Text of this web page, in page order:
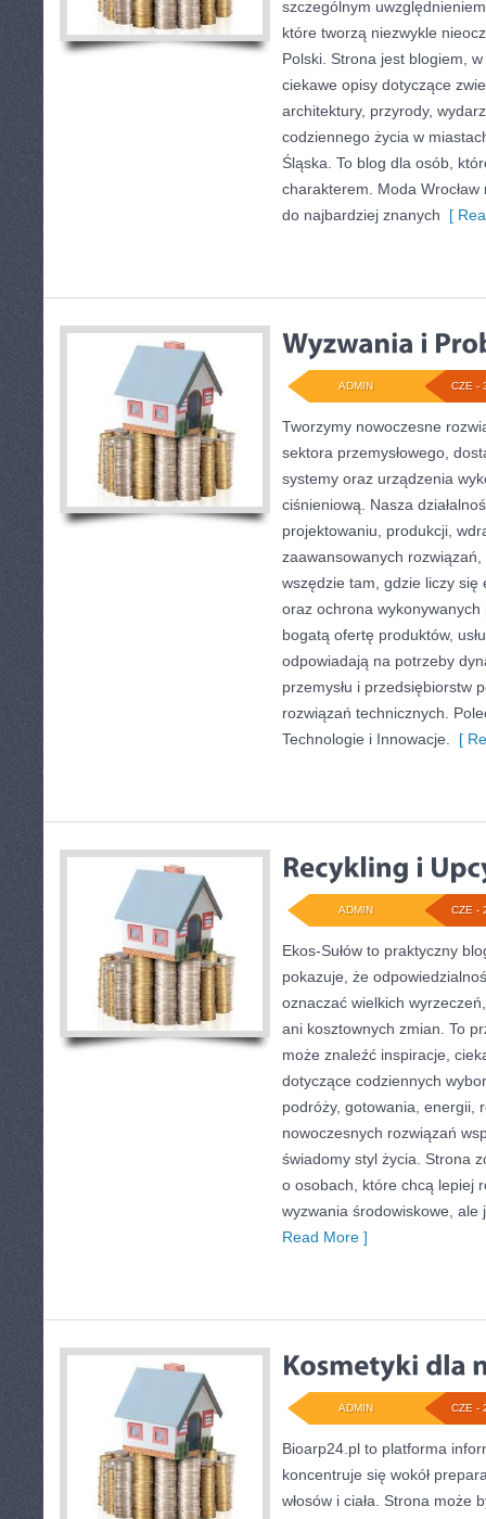
szczególnym
które tworzą niezwykle
Polski. Strona jest blogiem,
ciekawe opisy dotyczące
architektury, przyrody,
codziennego życia w
Śląska. To blog dla osób,
charakterem. Moda Wrocław
do najbardziej znanych [
CZE -
ADMIN
Tworzymy nowoczesne
sektora przemysłowego,
systemy oraz urządzenia
ciśnieniową. Nasza
projektowaniu, produkcji,
zaawansowanych
wszędzie tam, gdzie liczy się
oraz ochrona
bogatą ofertę produktów,
odpowiadają na potrzeby
przemysłu i przedsiębiorstw
rozwiązań technicznych.
Technologie i Innowacje.
[
CZE -
ADMIN
Ekos-Sułów to praktyczny
pokazuje, że
oznaczać wielkich
ani kosztownych zmian. To
może znaleźć inspiracje,
dotyczące codziennych
podróży, gotowania, energii,
nowoczesnych rozwiązań
świadomy styl życia. Strona
o osobach, które chcą lepiej
wyzwania środowiskowe, ale
Read More ]
CZE -
ADMIN
Bioarp24.pl to platforma
koncentruje się wokół
włosów i ciała. Strona może